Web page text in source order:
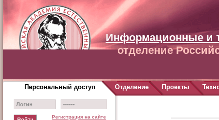
Информационные и
отделение
Регистрация на сайте
Персональный доступ Отделение Проекты